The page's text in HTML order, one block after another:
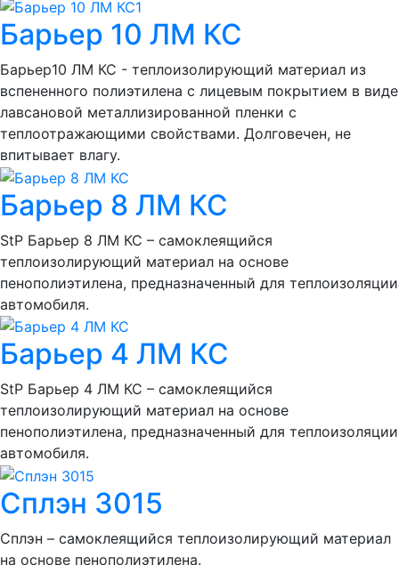
Барьер 10 ЛМ КС
Барьер10 ЛМ КС - теплоизолирующий материал из
вспененного полиэтилена с лицевым покрытием в виде
лавсановой металлизированной пленки с
теплоотражающими свойствами. Долговечен, не
впитывает влагу.
Барьер 8 ЛМ КС
StP Барьер 8 ЛМ КС – самоклеящийся
теплоизолирующий материал на основе
пенополиэтилена, предназначенный для теплоизоляции
автомобиля.
Барьер 4 ЛМ КС
StP Барьер 4 ЛМ КС – самоклеящийся
теплоизолирующий материал на основе
пенополиэтилена, предназначенный для теплоизоляции
автомобиля.
Сплэн 3015
Сплэн – самоклеящийся теплоизолирующий материал
на основе пенополиэтилена.